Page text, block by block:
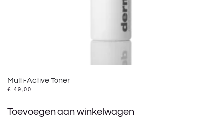
Multi-Active Toner
€ 49,00
Toevoegen aan winkelwagen